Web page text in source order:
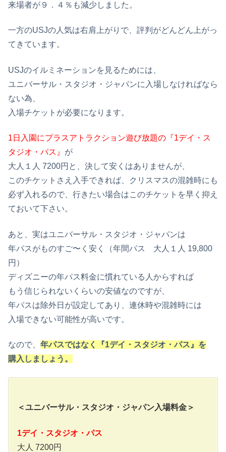
来場者が９．４％も減少しました。
一方のUSJの人気は右肩上がりで、評判がどんどん上がっ
てきています。
USJのイルミネーションを見るためには、
ユニバーサル・スタジオ・ジャパンに入場しなければなら
ない為、
入場チケットが必要になります。
1日入園にプラスアトラクション遊び放題の『1デイ・ス
タジオ・パス』 が
大人１人 7200円と、決して安くはありませんが、
このチケットさえ入手できれば、クリスマスの混雑時にも
必ず入れるので、行きたい場合はこのチケットを早く抑え
ておいて下さい。
あと、実はユニバーサル・スタジオ・ジャパンは
年パスがものすご〜く安く（年間パス 大人１人 19,800
円）
ディズニーの年パス料金に慣れている人からすれば
もう信じられないくらいの安値なのですが、
年パスは除外日が設定してあり、連休時や混雑時には
入場できない可能性が高いです。
なので、 年パスではなく『1デイ・スタジオ・パス』を
購入しましょう。
＜ユニバーサル・スタジオ・ジャパン入場料金＞
1デイ・スタジオ・パス
大人 7200円